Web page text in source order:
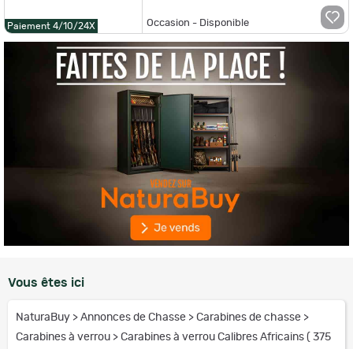
Paiement 4/10/24X Occasion - Disponible
Vous êtes ici
NaturaBuy > Annonces de Chasse > Carabines de chasse >
Carabines à verrou > Carabines à verrou Calibres Africains ( 375